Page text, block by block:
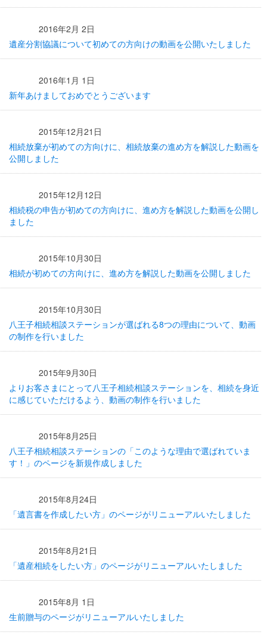
2016年2月 2日
遺産分割協議について初めての方向けの動画を公開いたしました
2016年1月 1日
新年あけましておめでとうございます
2015年12月21日
相続放棄が初めての方向けに、相続放棄の進め方を解説した動画を
公開しました
2015年12月12日
相続税の申告が初めての方向けに、進め方を解説した動画を公開し
ました
2015年10月30日
相続が初めての方向けに、進め方を解説した動画を公開しました
2015年10月30日
八王子相続相談ステーションが選ばれる8つの理由について、動画
の制作を行いました
2015年9月30日
よりお客さまにとって八王子相続相談ステーションを、相続を身近
に感じていただけるよう、動画の制作を行いました
2015年8月25日
八王子相続相談ステーションの「このような理由で選ばれていま
す！」のページを新規作成しました
2015年8月24日
「遺言書を作成したい方」のページがリニューアルいたしました
2015年8月21日
「遺産相続をしたい方」のページがリニューアルいたしました
2015年8月 1日
生前贈与のページがリニューアルいたしました